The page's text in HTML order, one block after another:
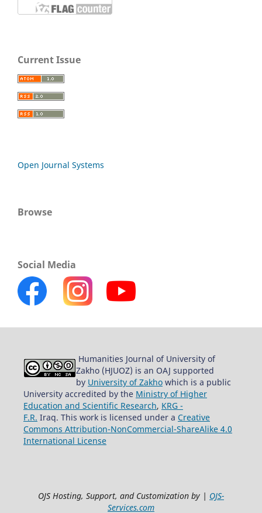
Current Issue
Open Journal Systems
Browse
Social Media
Humanities Journal of University of
Zakho (HJUOZ) is an OAJ supported
by University of Zakho which is a public
University accredited by the Ministry of Higher
Education and Scientific Research, KRG -
F.R. Iraq. This work is licensed under a Creative
Commons Attribution-NonCommercial-ShareAlike 4.0
International License
OJS Hosting, Support, and Customization by | OJS-
Services.com